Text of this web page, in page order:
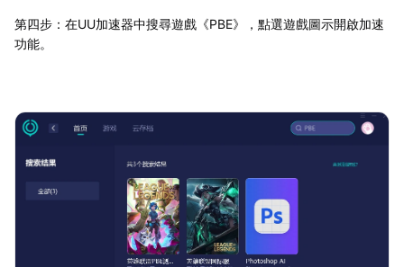
第四步：在UU加速器中搜尋遊戲《PBE》，點選遊戲圖示開啟加速
功能。